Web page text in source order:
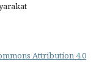
Attribution 4.0